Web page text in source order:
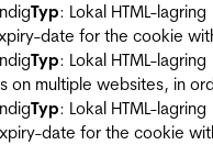
Typ: Lokal HTML-lagring
date for the cookie
Typ: Lokal HTML-lagring
on multiple websites, in
Typ: Lokal HTML-lagring
date for the cookie